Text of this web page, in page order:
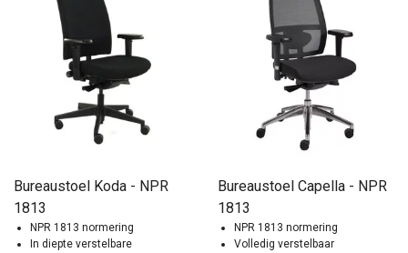
Bureaustoel Koda - NPR
1813
NPR 1813 normering
In diepte verstelbare
Bureaustoel Capella - NPR
1813
NPR 1813 normering
Volledig verstelbaar